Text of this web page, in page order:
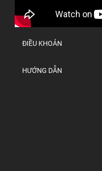
ĐIỀU KHOẢN
HƯỚNG DẪN